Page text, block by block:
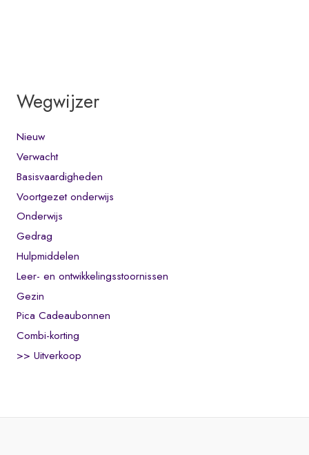
Wegwijzer
Nieuw
Verwacht
Basisvaardigheden
Voortgezet onderwijs
Onderwijs
Gedrag
Hulpmiddelen
Leer- en ontwikkelingsstoornissen
Gezin
Pica Cadeaubonnen
Combi-korting
>> Uitverkoop